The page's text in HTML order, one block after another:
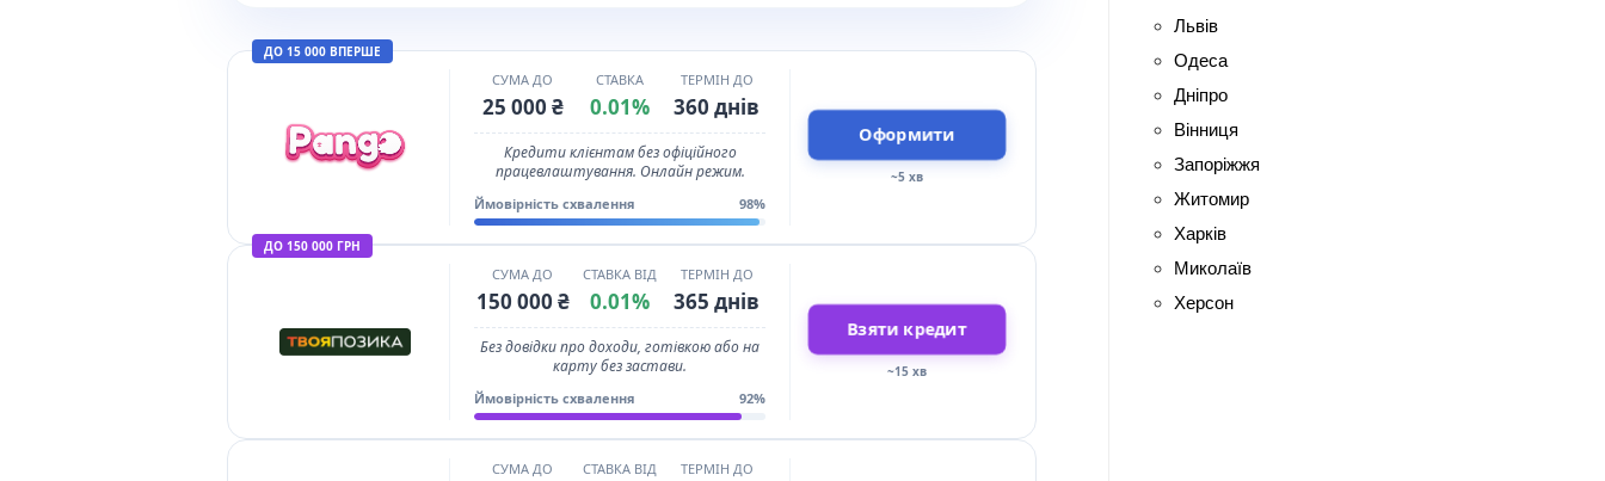
ДО 15 000 ВПЕРШЕ
СУМА ДО
25 000 ₴
СТАВКА
0.01%
ТЕРМІН ДО
360 днів
Кредити клієнтам без офіційного
працевлаштування. Онлайн режим.
Ймовірність схвалення 98%
Оформити
~5 хв
ДО 150 000 ГРН
СУМА ДО
150 000 ₴
СТАВКА ВІД
0.01%
ТЕРМІН ДО
365 днів
Без довідки про доходи, готівкою або на
карту без застави.
Ймовірність схвалення 92%
Взяти кредит
~15 хв
СУМА ДО СТАВКА ВІД ТЕРМІН ДО
Львів
Одеса
Дніпро
Вінниця
Запоріжжя
Житомир
Харків
Миколаїв
Херсон